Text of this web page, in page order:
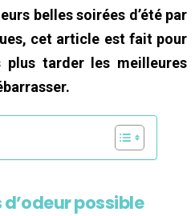
belles soirées d’été par
cet article est fait pour
plus tarder les meilleures
d’odeur possible